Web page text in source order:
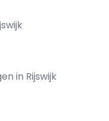
in Rijswijk